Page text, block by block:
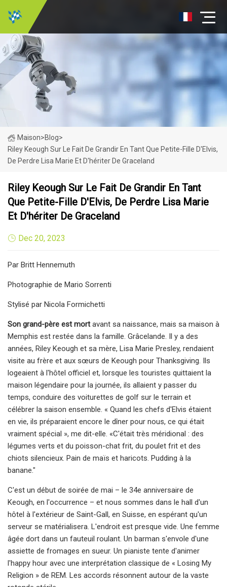
Maison>Blog>
Riley Keough Sur Le Fait De Grandir En Tant Que Petite-Fille D'Elvis,
De Perdre Lisa Marie Et D'hériter De Graceland
Riley Keough Sur Le Fait De Grandir En Tant
Que Petite-Fille D'Elvis, De Perdre Lisa Marie
Et D'hériter De Graceland
Dec 20, 2023
Par Britt Hennemuth
Photographie de Mario Sorrenti
Stylisé par Nicola Formichetti
Son grand-père est mortavant sa naissance, mais sa maison à
Memphis est restée dans la famille. Grâcelande. Il y a des
années, Riley Keough et sa mère, Lisa Marie Presley, rendaient
visite au frère et aux sœurs de Keough pour Thanksgiving. Ils
logeaient à l'hôtel officiel et, lorsque les touristes quittaient la
maison légendaire pour la journée, ils allaient y passer du
temps, conduire des voiturettes de golf sur le terrain et
célébrer la saison ensemble. « Quand les chefs d'Elvis étaient
en vie, ils préparaient encore le dîner pour nous, ce qui était
vraiment spécial », me dit-elle. «C'était très méridional : des
légumes verts et du poisson-chat frit, du poulet frit et des
chiots silencieux. Pain de maïs et haricots. Pudding à la
banane."
C'est un début de soirée de mai – le 34e anniversaire de
Keough, en l'occurrence – et nous sommes dans le hall d'un
hôtel à l'extérieur de Saint-Gall, en Suisse, en espérant qu'un
serveur se matérialisera. L'endroit est presque vide. Une femme
âgée dort dans un fauteuil roulant. Un barman s'envole d'une
assiette de fromages en sueur. Un pianiste tente d'animer
l'happy hour avec une interprétation classique de « Losing My
Religion » de REM. Les accords résonnent autour de la vaste